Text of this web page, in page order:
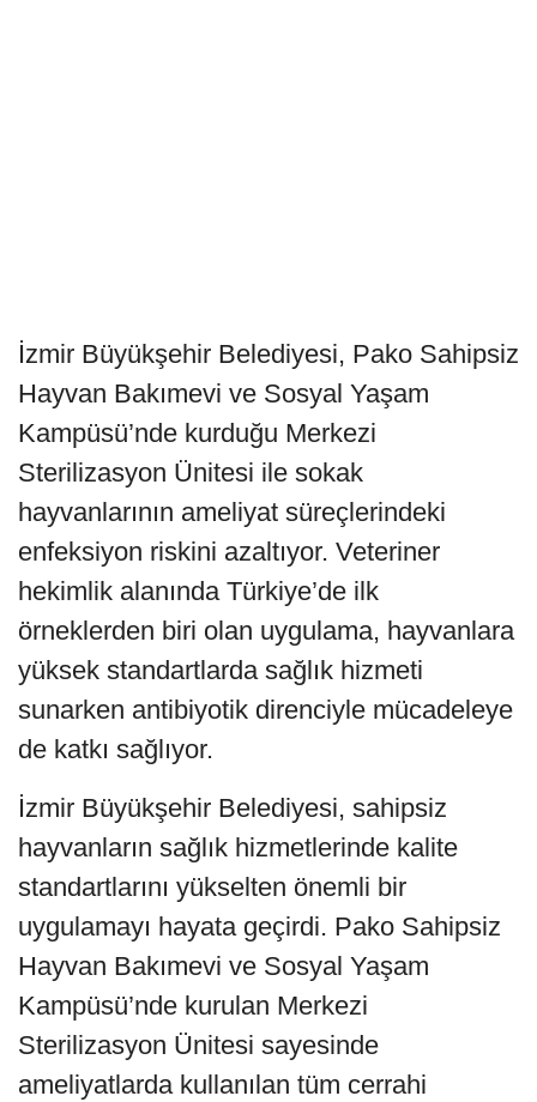
İzmir Büyükşehir Belediyesi, Pako Sahipsiz
Hayvan Bakımevi ve Sosyal Yaşam
Kampüsü’nde kurduğu Merkezi
Sterilizasyon Ünitesi ile sokak
hayvanlarının ameliyat süreçlerindeki
enfeksiyon riskini azaltıyor. Veteriner
hekimlik alanında Türkiye’de ilk
örneklerden biri olan uygulama, hayvanlara
yüksek standartlarda sağlık hizmeti
sunarken antibiyotik direnciyle mücadeleye
de katkı sağlıyor.
İzmir Büyükşehir Belediyesi, sahipsiz
hayvanların sağlık hizmetlerinde kalite
standartlarını yükselten önemli bir
uygulamayı hayata geçirdi. Pako Sahipsiz
Hayvan Bakımevi ve Sosyal Yaşam
Kampüsü’nde kurulan Merkezi
Sterilizasyon Ünitesi sayesinde
ameliyatlarda kullanılan tüm cerrahi